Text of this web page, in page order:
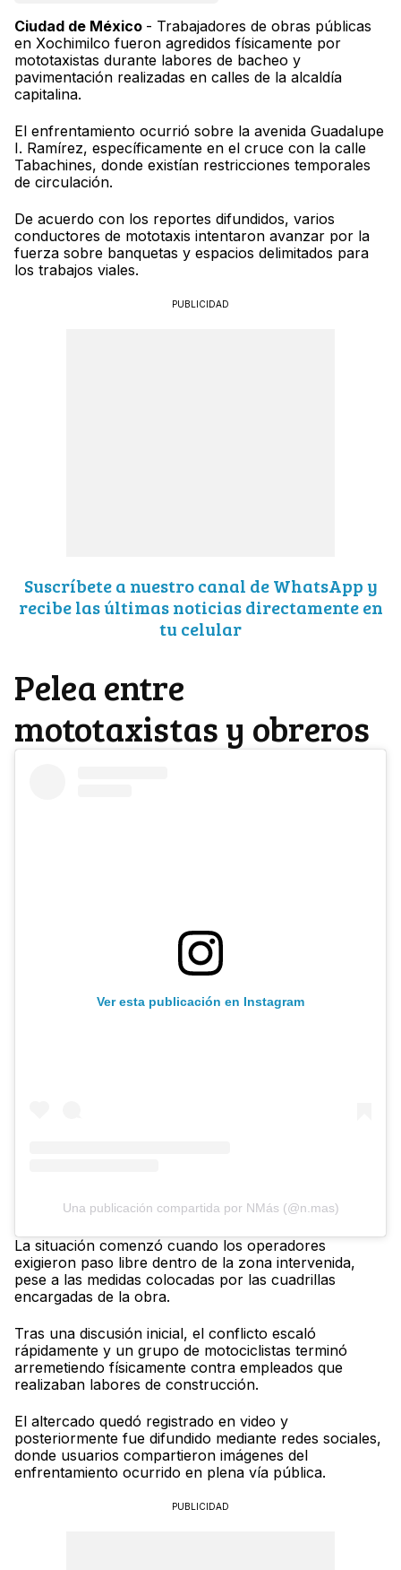
Ciudad de México - Trabajadores de obras públicas
en Xochimilco fueron agredidos físicamente por
mototaxistas durante labores de bacheo y
pavimentación realizadas en calles de la alcaldía
capitalina.
El enfrentamiento ocurrió sobre la avenida Guadalupe
I. Ramírez, específicamente en el cruce con la calle
Tabachines, donde existían restricciones temporales
de circulación.
De acuerdo con los reportes difundidos, varios
conductores de mototaxis intentaron avanzar por la
fuerza sobre banquetas y espacios delimitados para
los trabajos viales.
PUBLICIDAD
Suscríbete a nuestro canal de WhatsApp y
recibe las últimas noticias directamente en
tu celular
Pelea entre
mototaxistas y obreros
Ver esta publicación en Instagram
Una publicación compartida por NMás (@n.mas)
La situación comenzó cuando los operadores
exigieron paso libre dentro de la zona intervenida,
pese a las medidas colocadas por las cuadrillas
encargadas de la obra.
Tras una discusión inicial, el conflicto escaló
rápidamente y un grupo de motociclistas terminó
arremetiendo físicamente contra empleados que
realizaban labores de construcción.
El altercado quedó registrado en video y
posteriormente fue difundido mediante redes sociales,
donde usuarios compartieron imágenes del
enfrentamiento ocurrido en plena vía pública.
PUBLICIDAD